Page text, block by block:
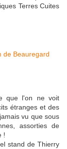
Terres Cuites
que l'on ne voit
étranges et des
vu que sous
assorties de
!
stand de Thierry